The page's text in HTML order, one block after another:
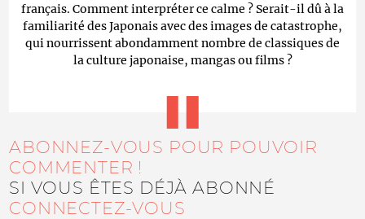
français. Comment interpréter ce calme ? Serait-il dû à la
familiarité des Japonais avec des images de catastrophe,
qui nourrissent abondamment nombre de classiques de
la culture japonaise, mangas ou films ?
ABONNEZ-VOUS POUR POUVOIR
COMMENTER !
SI VOUS ÊTES DÉJÀ ABONNÉ
CONNECTEZ-VOUS